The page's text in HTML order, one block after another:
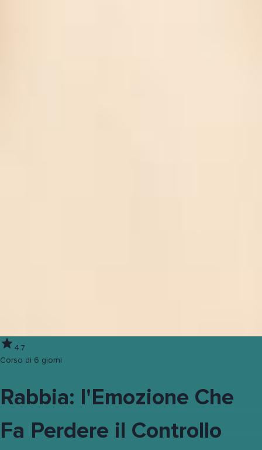
4.7
Corso di 6 giorni
Rabbia: l'Emozione Che
Fa Perdere il Controllo